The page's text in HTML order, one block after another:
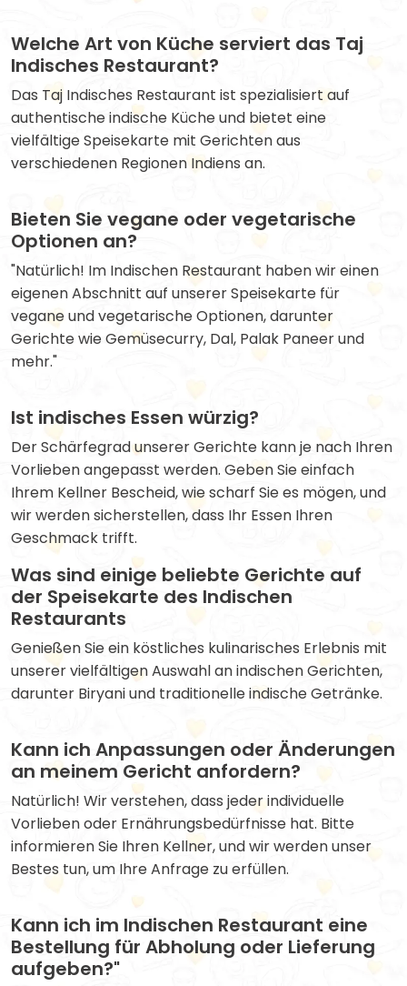
Welche Art von Küche serviert das Taj
Indisches Restaurant?
Das Taj Indisches Restaurant ist spezialisiert auf
authentische indische Küche und bietet eine
vielfältige Speisekarte mit Gerichten aus
verschiedenen Regionen Indiens an.
Bieten Sie vegane oder vegetarische
Optionen an?
"Natürlich! Im Indischen Restaurant haben wir einen
eigenen Abschnitt auf unserer Speisekarte für
vegane und vegetarische Optionen, darunter
Gerichte wie Gemüsecurry, Dal, Palak Paneer und
mehr."
Ist indisches Essen würzig?
Der Schärfegrad unserer Gerichte kann je nach Ihren
Vorlieben angepasst werden. Geben Sie einfach
Ihrem Kellner Bescheid, wie scharf Sie es mögen, und
wir werden sicherstellen, dass Ihr Essen Ihren
Geschmack trifft.
Was sind einige beliebte Gerichte auf
der Speisekarte des Indischen
Restaurants
Genießen Sie ein köstliches kulinarisches Erlebnis mit
unserer vielfältigen Auswahl an indischen Gerichten,
darunter Biryani und traditionelle indische Getränke.
Kann ich Anpassungen oder Änderungen
an meinem Gericht anfordern?
Natürlich! Wir verstehen, dass jeder individuelle
Vorlieben oder Ernährungsbedürfnisse hat. Bitte
informieren Sie Ihren Kellner, und wir werden unser
Bestes tun, um Ihre Anfrage zu erfüllen.
Kann ich im Indischen Restaurant eine
Bestellung für Abholung oder Lieferung
aufgeben?"